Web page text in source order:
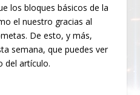
los bloques básicos de la
el nuestro gracias al
De esto, y más,
semana, que puedes ver
del artículo.